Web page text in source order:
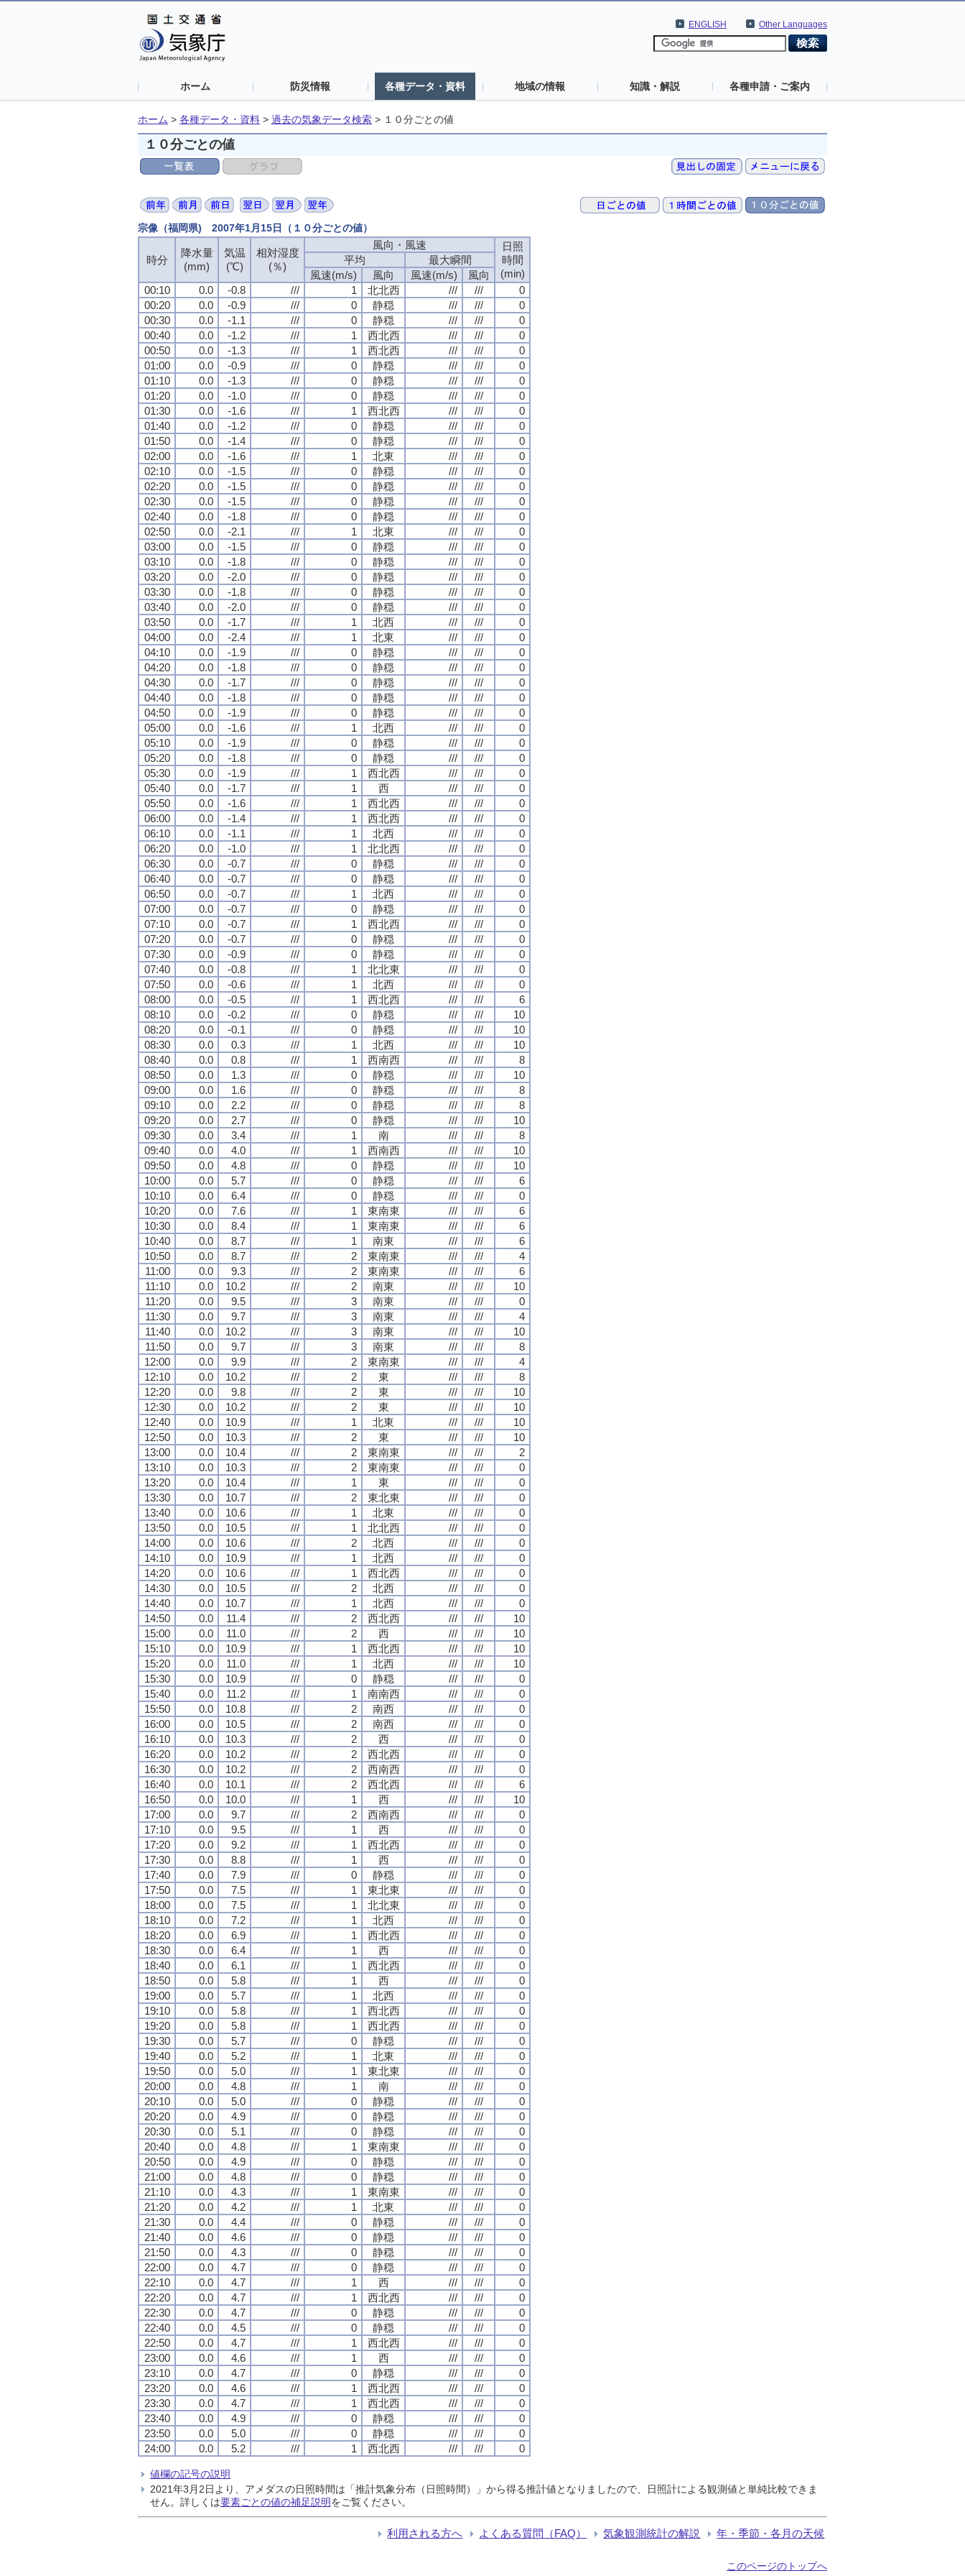
Other Languages
ENGLISH
ホーム 防災情報 各種データ・資料 地域の情報 知識・解説 各種申請・ご案内
ホーム > 各種データ・資料 > 過去の気象データ検索 > １０分ごとの値
１０分ごとの値
宗像（福岡県) 2007年1月15日（１０分ごとの値）
時分
降水量
(mm)
気温
(℃)
相対湿度
(％)
風向・風速
日照
時間
(min)
平均
最大瞬間
風速(m/s)
風向 風速(m/s)
風向
00:10
0.0 -0.8 /// 1 北北西 /// ///
0
00:20
0.0 -0.9 /// 0 静穏 /// ///
0
00:30
0.0 -1.1 /// 0 静穏 /// ///
0
00:40
0.0 -1.2 /// 1 西北西 /// ///
0
00:50
0.0 -1.3 /// 1 西北西 /// ///
0
01:00
0.0 -0.9 /// 0 静穏 /// ///
0
01:10
0.0 -1.3 /// 0 静穏 /// ///
0
01:20
0.0 -1.0 /// 0 静穏 /// ///
0
01:30
0.0 -1.6 /// 1 西北西 /// ///
0
01:40
0.0 -1.2 /// 0 静穏 /// ///
0
01:50
0.0 -1.4 /// 0 静穏 /// ///
0
02:00
0.0 -1.6 /// 1 北東 /// ///
0
02:10
0.0 -1.5 /// 0 静穏 /// ///
0
02:20
0.0 -1.5 /// 0 静穏 /// ///
0
02:30
0.0 -1.5 /// 0 静穏 /// ///
0
02:40
0.0 -1.8 /// 0 静穏 /// ///
0
02:50
0.0 -2.1 /// 1 北東 /// ///
0
03:00
0.0 -1.5 /// 0 静穏 /// ///
0
03:10
0.0 -1.8 /// 0 静穏 /// ///
0
03:20
0.0 -2.0 /// 0 静穏 /// ///
0
03:30
0.0 -1.8 /// 0 静穏 /// ///
0
03:40
0.0 -2.0 /// 0 静穏 /// ///
0
03:50
0.0 -1.7 /// 1 北西 /// ///
0
04:00
0.0 -2.4 /// 1 北東 /// ///
0
04:10
0.0 -1.9 /// 0 静穏 /// ///
0
04:20
0.0 -1.8 /// 0 静穏 /// ///
0
04:30
0.0 -1.7 /// 0 静穏 /// ///
0
04:40
0.0 -1.8 /// 0 静穏 /// ///
0
04:50
0.0 -1.9 /// 0 静穏 /// ///
0
05:00
0.0 -1.6 /// 1 北西 /// ///
0
05:10
0.0 -1.9 /// 0 静穏 /// ///
0
05:20
0.0 -1.8 /// 0 静穏 /// ///
0
05:30
0.0 -1.9 /// 1 西北西 /// ///
0
05:40
0.0 -1.7 /// 1 西 /// ///
0
05:50
0.0 -1.6 /// 1 西北西 /// ///
0
06:00
0.0 -1.4 /// 1 西北西 /// ///
0
06:10
0.0 -1.1 /// 1 北西 /// ///
0
06:20
0.0 -1.0 /// 1 北北西 /// ///
0
06:30
0.0 -0.7 /// 0 静穏 /// ///
0
06:40
0.0 -0.7 /// 0 静穏 /// ///
0
06:50
0.0 -0.7 /// 1 北西 /// ///
0
07:00
0.0 -0.7 /// 0 静穏 /// ///
0
07:10
0.0 -0.7 /// 1 西北西 /// ///
0
07:20
0.0 -0.7 /// 0 静穏 /// ///
0
07:30
0.0 -0.9 /// 0 静穏 /// ///
0
07:40
0.0 -0.8 /// 1 北北東 /// ///
0
07:50
0.0 -0.6 /// 1 北西 /// ///
0
08:00
0.0 -0.5 /// 1 西北西 /// ///
6
08:10
0.0 -0.2 /// 0 静穏 /// ///
10
08:20
0.0 -0.1 /// 0 静穏 /// ///
10
08:30
0.0 0.3 /// 1 北西 /// ///
10
08:40
0.0 0.8 /// 1 西南西 /// ///
8
08:50
0.0 1.3 /// 0 静穏 /// ///
10
09:00
0.0 1.6 /// 0 静穏 /// ///
8
09:10
0.0 2.2 /// 0 静穏 /// ///
8
09:20
0.0 2.7 /// 0 静穏 /// ///
10
09:30
0.0 3.4 /// 1 南 /// ///
8
09:40
0.0 4.0 /// 1 西南西 /// ///
10
09:50
0.0 4.8 /// 0 静穏 /// ///
10
10:00
0.0 5.7 /// 0 静穏 /// ///
6
10:10
0.0 6.4 /// 0 静穏 /// ///
0
10:20
0.0 7.6 /// 1 東南東 /// ///
6
10:30
0.0 8.4 /// 1 東南東 /// ///
6
10:40
0.0 8.7 /// 1 南東 /// ///
6
10:50
0.0 8.7 /// 2 東南東 /// ///
4
11:00
0.0 9.3 /// 2 東南東 /// ///
6
11:10
0.0 10.2 /// 2 南東 /// ///
10
11:20
0.0 9.5 /// 3 南東 /// ///
0
11:30
0.0 9.7 /// 3 南東 /// ///
4
11:40
0.0 10.2 /// 3 南東 /// ///
10
11:50
0.0 9.7 /// 3 南東 /// ///
8
12:00
0.0 9.9 /// 2 東南東 /// ///
4
12:10
0.0 10.2 /// 2 東 /// ///
8
12:20
0.0 9.8 /// 2 東 /// ///
10
12:30
0.0 10.2 /// 2 東 /// ///
10
12:40
0.0 10.9 /// 1 北東 /// ///
10
12:50
0.0 10.3 /// 2 東 /// ///
10
13:00
0.0 10.4 /// 2 東南東 /// ///
2
13:10
0.0 10.3 /// 2 東南東 /// ///
0
13:20
0.0 10.4 /// 1 東 /// ///
0
13:30
0.0 10.7 /// 2 東北東 /// ///
0
13:40
0.0 10.6 /// 1 北東 /// ///
0
13:50
0.0 10.5 /// 1 北北西 /// ///
0
14:00
0.0 10.6 /// 2 北西 /// ///
0
14:10
0.0 10.9 /// 1 北西 /// ///
0
14:20
0.0 10.6 /// 1 西北西 /// ///
0
14:30
0.0 10.5 /// 2 北西 /// ///
0
14:40
0.0 10.7 /// 1 北西 /// ///
0
14:50
0.0 11.4 /// 2 西北西 /// ///
10
15:00
0.0 11.0 /// 2 西 /// ///
10
15:10
0.0 10.9 /// 1 西北西 /// ///
10
15:20
0.0 11.0 /// 1 北西 /// ///
10
15:30
0.0 10.9 /// 0 静穏 /// ///
0
15:40
0.0 11.2 /// 1 南南西 /// ///
0
15:50
0.0 10.8 /// 2 南西 /// ///
0
16:00
0.0 10.5 /// 2 南西 /// ///
0
16:10
0.0 10.3 /// 2 西 /// ///
0
16:20
0.0 10.2 /// 2 西北西 /// ///
0
16:30
0.0 10.2 /// 2 西南西 /// ///
0
16:40
0.0 10.1 /// 2 西北西 /// ///
6
16:50
0.0 10.0 /// 1 西 /// ///
10
17:00
0.0 9.7 /// 2 西南西 /// ///
0
17:10
0.0 9.5 /// 1 西 /// ///
0
17:20
0.0 9.2 /// 1 西北西 /// ///
0
17:30
0.0 8.8 /// 1 西 /// ///
0
17:40
0.0 7.9 /// 0 静穏 /// ///
0
17:50
0.0 7.5 /// 1 東北東 /// ///
0
18:00
0.0 7.5 /// 1 北北東 /// ///
0
18:10
0.0 7.2 /// 1 北西 /// ///
0
18:20
0.0 6.9 /// 1 西北西 /// ///
0
18:30
0.0 6.4 /// 1 西 /// ///
0
18:40
0.0 6.1 /// 1 西北西 /// ///
0
18:50
0.0 5.8 /// 1 西 /// ///
0
19:00
0.0 5.7 /// 1 北西 /// ///
0
19:10
0.0 5.8 /// 1 西北西 /// ///
0
19:20
0.0 5.8 /// 1 西北西 /// ///
0
19:30
0.0 5.7 /// 0 静穏 /// ///
0
19:40
0.0 5.2 /// 1 北東 /// ///
0
19:50
0.0 5.0 /// 1 東北東 /// ///
0
20:00
0.0 4.8 /// 1 南 /// ///
0
20:10
0.0 5.0 /// 0 静穏 /// ///
0
20:20
0.0 4.9 /// 0 静穏 /// ///
0
20:30
0.0 5.1 /// 0 静穏 /// ///
0
20:40
0.0 4.8 /// 1 東南東 /// ///
0
20:50
0.0 4.9 /// 0 静穏 /// ///
0
21:00
0.0 4.8 /// 0 静穏 /// ///
0
21:10
0.0 4.3 /// 1 東南東 /// ///
0
21:20
0.0 4.2 /// 1 北東 /// ///
0
21:30
0.0 4.4 /// 0 静穏 /// ///
0
21:40
0.0 4.6 /// 0 静穏 /// ///
0
21:50
0.0 4.3 /// 0 静穏 /// ///
0
22:00
0.0 4.7 /// 0 静穏 /// ///
0
22:10
0.0 4.7 /// 1 西 /// ///
0
22:20
0.0 4.7 /// 1 西北西 /// ///
0
22:30
0.0 4.7 /// 0 静穏 /// ///
0
22:40
0.0 4.5 /// 0 静穏 /// ///
0
22:50
0.0 4.7 /// 1 西北西 /// ///
0
23:00
0.0 4.6 /// 1 西 /// ///
0
23:10
0.0 4.7 /// 0 静穏 /// ///
0
23:20
0.0 4.6 /// 1 西北西 /// ///
0
23:30
0.0 4.7 /// 1 西北西 /// ///
0
23:40
0.0 4.9 /// 0 静穏 /// ///
0
23:50
0.0 5.0 /// 0 静穏 /// ///
0
24:00
0.0 5.2 /// 1 西北西 /// /// 0
値欄の記号の説明
2021年3月2日より、アメダスの日照時間は「推計気象分布（日照時間）」から得る推計値となりましたので、日照計による観測値と単純比較できま
せん。詳しくは要素ごとの値の補足説明をご覧ください。
利用される方へ よくある質問（FAQ） 気象観測統計の解説 年・季節・各月の天候
このページのトップへ